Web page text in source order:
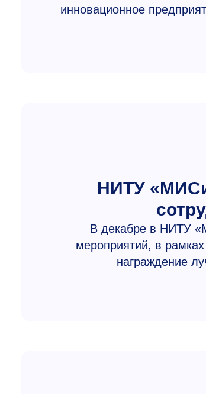
инновационное
НИТУ
В декабре в НИТУ
мероприятий, в
награждение